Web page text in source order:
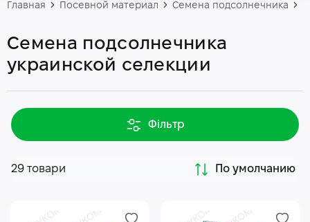
Главная Посевной материал Семена подсолнечника
Семена подсолнечника
украинской селекции
Фільтр
29 товари По умолчанию